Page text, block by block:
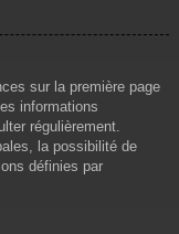
sur la première page
informations
régulièrement.
la possibilité de
définies par